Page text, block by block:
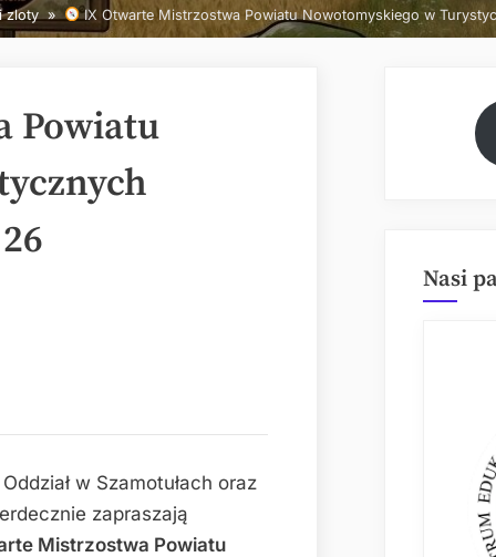
zloty IX Otwarte Mistrzostwa Powiatu Nowotomyskiego w
Powiatu
w Szamotułach oraz
zapraszają
Mistrzostwa Powiatu
Nasi